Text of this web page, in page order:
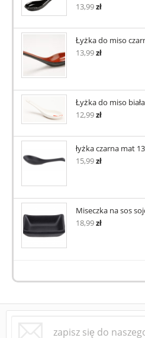
13,99zł
Łyżka do miso
13,99zł
Łyżka do miso
12,99zł
łyżka czarna mat
15,99zł
Miseczka na sos
18,99zł